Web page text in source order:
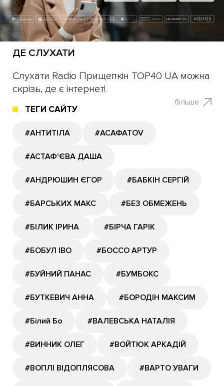
ДЕ СЛУХАТИ
​Слухати Radio Прищепкін TOP40 UA можна
скрізь, де є інтернет!
більше
ТЕГИ САЙТУ
#АНТИТІЛА #АСАФАТОV
#АСТАФ'ЄВА ДАША
#АНДРЮШИН ЄГОР #БАБКІН СЕРГІЙ
#БАРСЬКИХ МАКС #БЕЗ ОБМЕЖЕНЬ
#БІЛИК ІРИНА #БІРЧА ГАРІК
#БОБУЛ ІВО #БОССО АРТУР
#БУЙНИЙ ПАНАС #БУМБОКС
#БУТКЕВИЧ АННА #БОРОДІН МАКСИМ
#Білий Бо #ВАЛЕВСЬКА НАТАЛІЯ
#ВИННИК ОЛЕГ #ВОЙТЮК АРКАДІЙ
#ВОПЛІ ВІДОПЛЯСОВА #ВАРТО УВАГИ